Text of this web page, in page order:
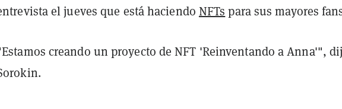
el jueves que está haciendo NFTs para sus mayores
creando un proyecto de NFT 'Reinventando a Anna'",